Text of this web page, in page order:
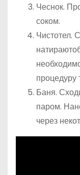
Чеснок.
соком.
Чистотел.
процедуру
Баня.
паром.
через